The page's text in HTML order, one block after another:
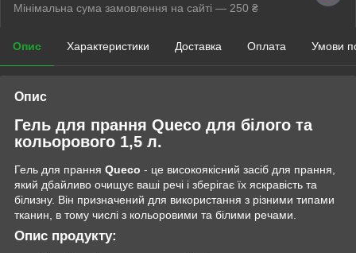
Мінімальна сума замовлення на сайті — 250 ₴
Опис Характеристики Доставка Оплата Умови
Опис
Гель для прання Queco для білого та
кольорового 1,5 л.
Гель для прання Queco - це високоякісний засіб для прання,
який дбайливо очищує ваші речі і зберігає їх яскравість та
білизну. Він призначений для використання з різними типами
тканин, в тому числі з кольоровими та білими речами.
Опис продукту: